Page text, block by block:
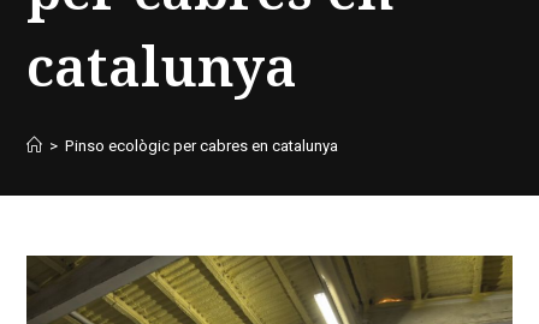
catalunya
> Pinso ecològic per cabres en catalunya